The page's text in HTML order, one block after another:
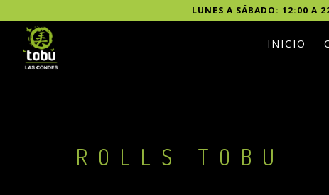
LUNES A SÁBADO: 12:00 A
INICIO
ROLLS TOBU